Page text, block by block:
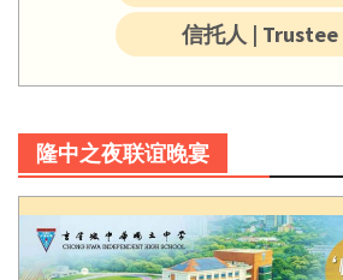
信托人 | Trustee
隆中之夜联谊晚宴